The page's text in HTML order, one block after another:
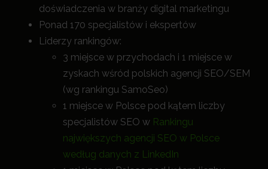
doświadczenia w branży digital marketingu
Ponad 170 specjalistów i ekspertów
Liderzy rankingów:
3 miejsce w przychodach i 1 miejsce w
zyskach wśród polskich agencji SEO/SEM
(wg rankingu SamoSeo)
1 miejsce w Polsce pod kątem liczby
specjalistów SEO w Rankingu
największych agencji SEO w Polsce
według danych z LinkedIn